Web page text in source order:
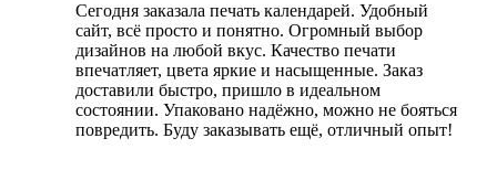
Сегодня заказала печать календарей. Удобный
сайт, всё просто и понятно. Огромный выбор
дизайнов на любой вкус. Качество печати
впечатляет, цвета яркие и насыщенные. Заказ
доставили быстро, пришло в идеальном
состоянии. Упаковано надёжно, можно не бояться
повредить. Буду заказывать ещё, отличный опыт!